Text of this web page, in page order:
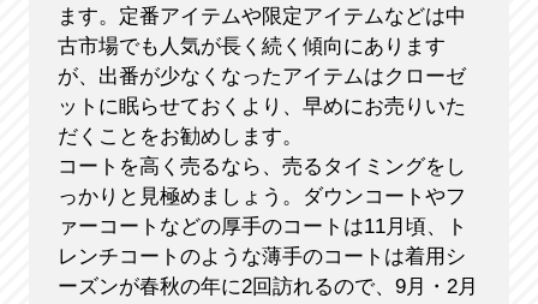
ます。定番アイテムや限定アイテムなどは中
古市場でも人気が長く続く傾向にあります
が、出番が少なくなったアイテムはクローゼ
ットに眠らせておくより、早めにお売りいた
だくことをお勧めします。
コートを高く売るなら、売るタイミングをし
っかりと見極めましょう。ダウンコートやフ
ァーコートなどの厚手のコートは11月頃、ト
レンチコートのような薄手のコートは着用シ
ーズンが春秋の年に2回訪れるので、9月・2月